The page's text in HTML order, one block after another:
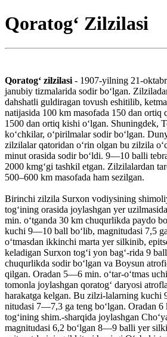
Qoratog‘ Zilzilasi
Qoratogʻ zilzilasi - 1907-yilning 21-
janubiy tizmalarida sodir boʻlgan.
dahshatli guldiragan tovush eshitilib,
natijasida 100 km masofada 150 dan ortiq
1500 dan ortiq kishi oʻlgan. Shuningdek,
koʻchkilar, oʻpirilmalar sodir boʻlgan.
zilzilalar qatoridan oʻrin olgan bu zilzila
minut orasida sodir boʻldi. 9—10 balli
2000 kmgʻgi tashkil etgan. Zilzilalardan
500–600 km masofada ham sezilgan.
Birinchi zilzila Surxon vodiysining
togʻining orasida joylashgan yer
min. oʻtganda 30 km chuqurlikda paydo
kuchi 9—10 ball boʻlib, magnitudasi 7,5
oʻtmasdan ikkinchi marta yer silkinib,
keladigan Surxon togʻi yon bagʻ-rida 9
chuqurlikda sodir boʻlgan va Boysun
qilgan. Oradan 5—6 min. oʻtar-oʻtmas
tomonla joylashgan qoratogʻ daryosi
harakatga kelgan. Bu zilzi-lalarning kuchi
nitudasi 7—7,3 ga teng boʻlgan. Oradan 6
togʻining shim.-sharqida joylashgan
magnitudasi 6,2 boʻlgan 8—9 balli yer